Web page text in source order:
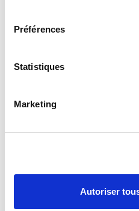
Préférences
Statistiques
Marketing
Autoriser
Nouveau ROAI
La réglementation gaz
Flexible Butane-Propane,…